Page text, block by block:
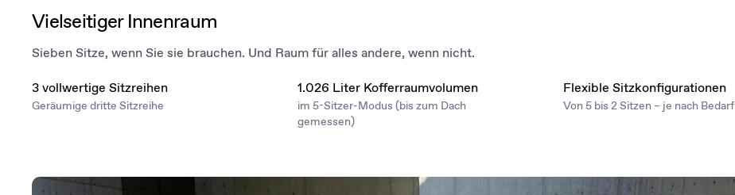
Vielseitiger Innenraum
Sieben Sitze, wenn Sie sie brauchen. Und Raum für alles andere, wenn nicht.
3 vollwertige Sitzreihen
Geräumige dritte Sitzreihe
1.026 Liter Kofferraumvolumen
im 5-Sitzer-Modus (bis zum Dach
gemessen)
Flexible Sitzkonfigurationen
Von 5 bis 2 Sitzen – je nach Bedarf